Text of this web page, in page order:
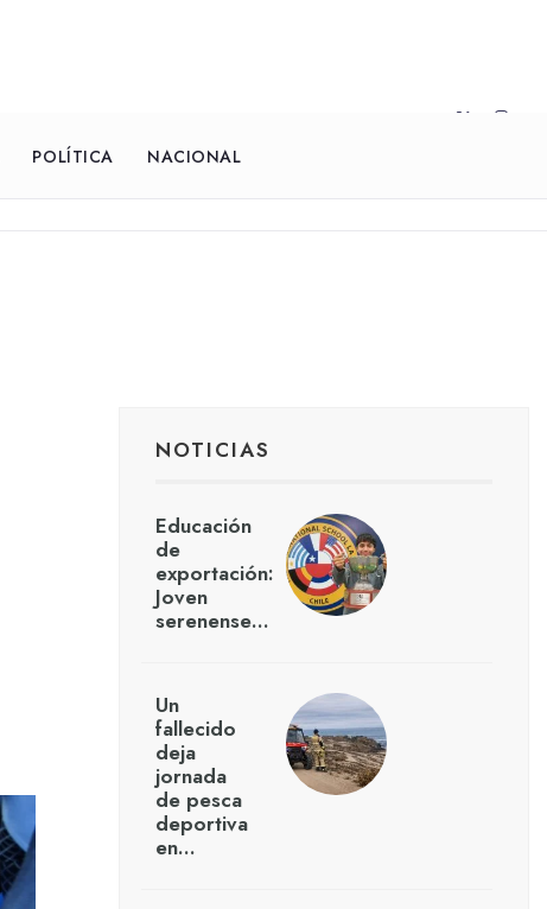
POLÍTICA NACIONAL
NOTICIAS
Educación
de
exportación:
Joven
serenense…
Un
fallecido
deja
jornada
de pesca
deportiva
en…